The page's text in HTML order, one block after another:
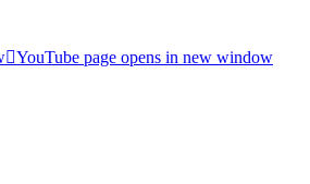
YouTube page opens in new window